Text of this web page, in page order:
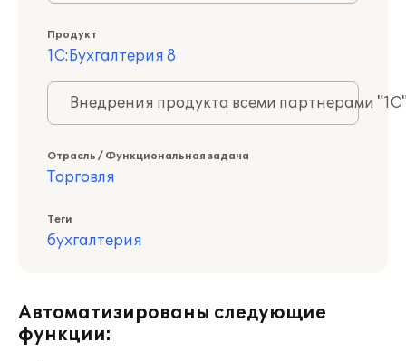
Продукт
1С:Бухгалтерия 8
Внедрения продукта всеми партнерами
Отрасль / Функциональная задача
Торговля
Теги
бухгалтерия
Автоматизированы следующие
функции: